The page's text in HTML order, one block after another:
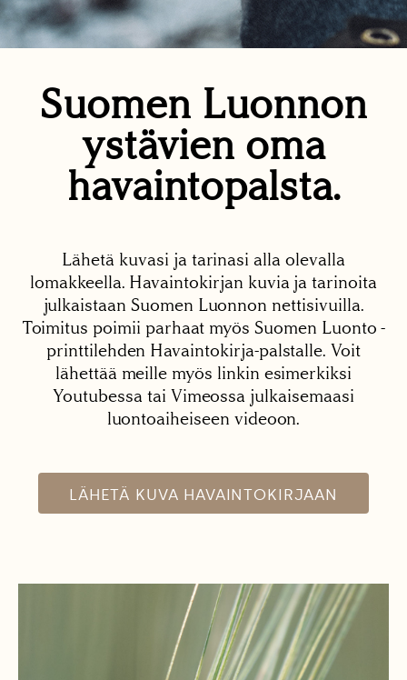
Suomen Luonnon
ystävien oma
havaintopalsta.
Lähetä kuvasi ja tarinasi alla olevalla
lomakkeella. Havaintokirjan kuvia ja tarinoita
julkaistaan Suomen Luonnon nettisivuilla.
Toimitus poimii parhaat myös Suomen Luonto -
printtilehden Havaintokirja-palstalle. Voit
lähettää meille myös linkin esimerkiksi
Youtubessa tai Vimeossa julkaisemaasi
luontoaiheiseen videoon.
LÄHETÄ KUVA HAVAINTOKIRJAAN